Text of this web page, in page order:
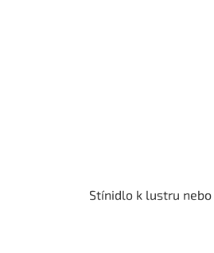
Stínidlo k lustru